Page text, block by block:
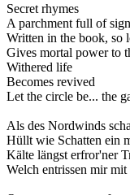
Secret rhymes
A parchment full of
Written in the book, so
Gives mortal power to
Withered life
Becomes revived
Let the circle be... the
Als des Nordwinds
Hüllt wie Schatten ein
Kälte längst erfror'ner
Welch entrissen mir mit